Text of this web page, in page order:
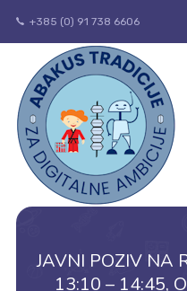
+385 (0) 91 738 6606
JAVNI POZIV NA
13:10 – 14:45,